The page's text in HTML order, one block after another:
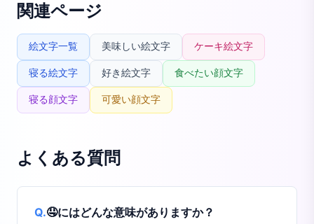
関連ページ
絵文字一覧 美味しい絵文字 ケーキ絵文字
寝る絵文字 好き絵文字 食べたい顔文字
寝る顔文字 可愛い顔文字
よくある質問
Q.🤤にはどんな意味がありますか？